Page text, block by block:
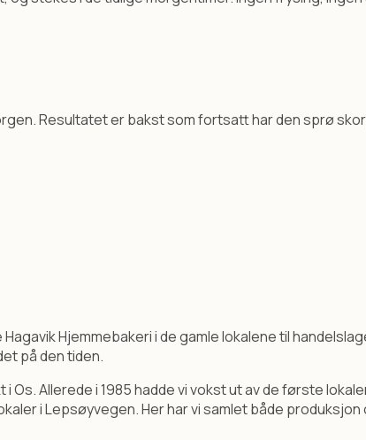
Resultatet er bakst som fortsatt har den sprø
Hjemmebakeri i de gamle lokalene til
på den tiden.
Allerede i 1985 hadde vi vokst ut av de første
i Lepsøyvegen. Her har vi samlet både